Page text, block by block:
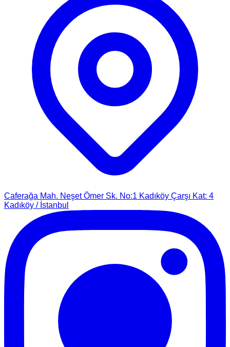
Caferağa Mah. Neşet Ömer Sk. No:1 Kadıköy Çarşı Kat: 4
Kadıköy / İstanbul